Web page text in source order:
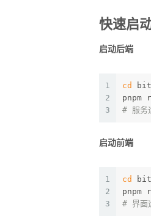
快速启
启动后端
1
2
3
cd
pnpm
# 服
启动前端
1
2
3
cd
pnpm
# 界